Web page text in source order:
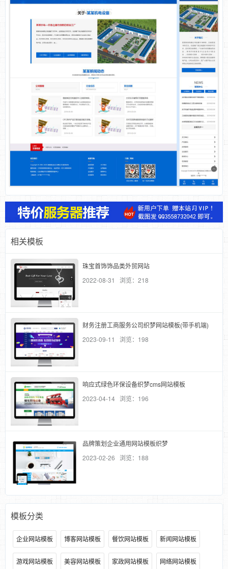
相关模板
珠宝首饰饰品类外贸网站
2022-08-31 浏览：218
财务注册工商服务公司织梦网站模板(带手机端)
2023-09-11 浏览：198
响应式绿色环保设备织梦cms网站模板
2023-04-14 浏览：196
品牌策划企业通用网站模板织梦
2023-02-26 浏览：188
模板分类
企业网站模板 博客网站模板 餐饮网站模板 新闻网站模板
游戏网站模板 美容网站模板 家政网站模板 网络网站模板